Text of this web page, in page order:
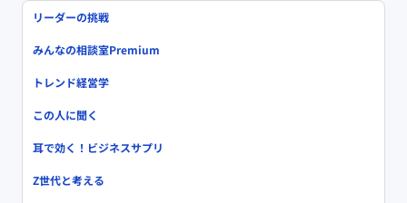
リーダーの挑戦
みんなの相談室Premium
トレンド経営学
この人に聞く
耳で効く！ビジネスサプリ
Z世代と考える